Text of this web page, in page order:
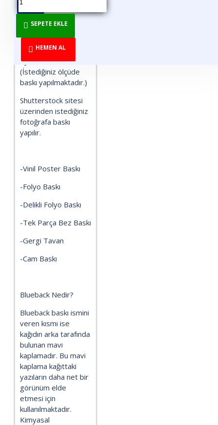
SEPETE EKLE
HEMEN AL
1 m2 Blueback
poster baskı fiyatıdır.
Diğer baskı türleri için
fiyat sorunuz.
(İstediğiniz ölçüde
baskı yapılmaktadır.)
Shutterstock sitesi
üzerinden istediğiniz
fotoğrafa baskı
yapılır.
-Vinil Poster Baskı
-Folyo Baskı
-Delikli Folyo Baskı
-Tek Parça Bez Baskı
-Gergi Tavan
-Cam Baskı
Blueback Nedir?
Blueback baskı ismini
veren kısmı ise
kağıdın arka tarafında
bulunan mavi
kaplamadır. Bu mavi
kaplama kağıttaki
yazıların daha net bir
görünüm elde
etmesi için
kullanılmaktadır.
Kimyasal